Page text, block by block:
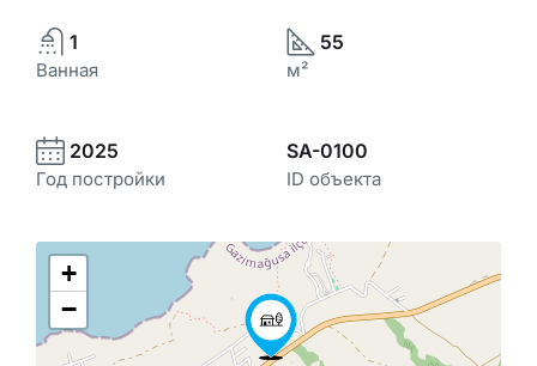
1
Ванная
55
м²
2025
Год постройки
SA-0100
ID объекта
+
−